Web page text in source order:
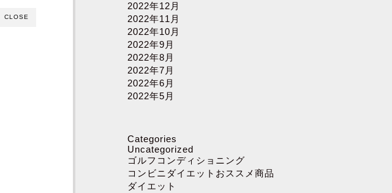
CLOSE
2022年12月
2022年11月
2022年10月
2022年9月
2022年8月
2022年7月
2022年6月
2022年5月
Categories
Uncategorized
ゴルフコンディショニング
コンビニダイエットおススメ商品
ダイエット